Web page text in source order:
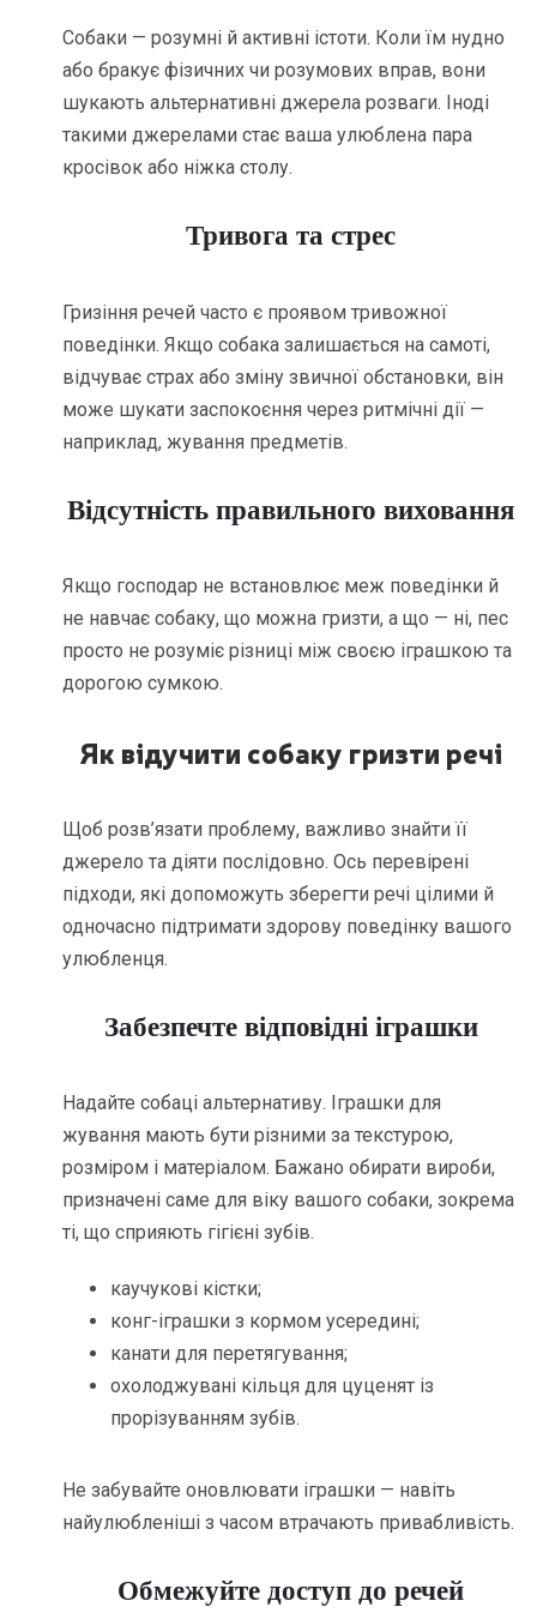
Собаки — розумні й активні істоти. Коли їм нудно
або бракує фізичних чи розумових вправ, вони
шукають альтернативні джерела розваги. Іноді
такими джерелами стає ваша улюблена пара
кросівок або ніжка столу.
Тривога та стрес
Гризіння речей часто є проявом тривожної
поведінки. Якщо собака залишається на самоті,
відчуває страх або зміну звичної обстановки, він
може шукати заспокоєння через ритмічні дії —
наприклад, жування предметів.
Відсутність правильного виховання
Якщо господар не встановлює меж поведінки й
не навчає собаку, що можна гризти, а що — ні, пес
просто не розуміє різниці між своєю іграшкою та
дорогою сумкою.
Як відучити собаку гризти речі
Щоб розв’язати проблему, важливо знайти її
джерело та діяти послідовно. Ось перевірені
підходи, які допоможуть зберегти речі цілими й
одночасно підтримати здорову поведінку вашого
улюбленця.
Забезпечте відповідні іграшки
Надайте собаці альтернативу. Іграшки для
жування мають бути різними за текстурою,
розміром і матеріалом. Бажано обирати вироби,
призначені саме для віку вашого собаки, зокрема
ті, що сприяють гігієні зубів.
каучукові кістки;
конг-іграшки з кормом усередині;
канати для перетягування;
охолоджувані кільця для цуценят із
прорізуванням зубів.
Не забувайте оновлювати іграшки — навіть
найулюбленіші з часом втрачають привабливість.
Обмежуйте доступ до речей